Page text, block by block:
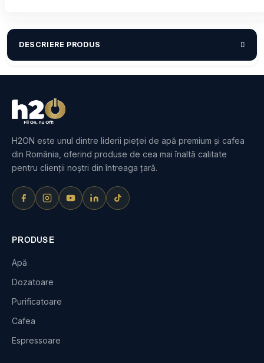
DESCRIERE PRODUS
H2ON este unul dintre liderii pieței de apă premium și cafea
din România, oferind produse de cea mai înaltă calitate
pentru clienții noștri din întreaga țară.
PRODUSE
Apă
Dozatoare
Purificatoare
Cafea
Espressoare